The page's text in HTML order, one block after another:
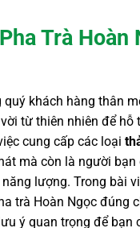
Trà
quý khách hàng thân
từ thiên nhiên để
cung cấp các loại
mà còn là người
lượng. Trong bài
trà Hoàn Ngọc đúng
ý quan trọng để